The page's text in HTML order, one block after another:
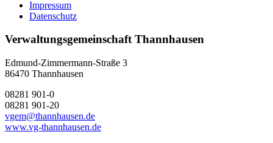
Impressum
Datenschutz
Verwaltungsgemeinschaft Thannhausen
Edmund-Zimmermann-Straße 3
86470 Thannhausen
08281 901-0
08281 901-20
vgem@thannhausen.de
www.vg-thannhausen.de